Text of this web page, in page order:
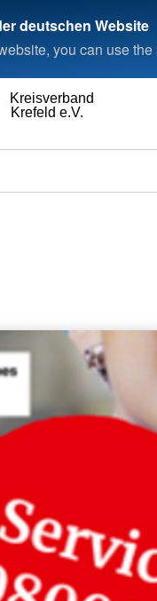
deutschen Website
you can use
Krefeld e.V.
Kreisverband